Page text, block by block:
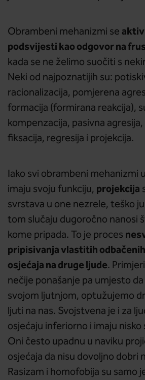
Obrambeni mehanizmi se
podsvijesti kao odgovor na
kada se ne želimo suočiti s
Neki od najpoznatijih su:
racionalizacija, pomjerena
formacija (formirana reakcija),
kompenzacija, pasivna
fiksacija, regresija i projekcija.
Iako svi obrambeni mehanizmi
imaju svoju funkciju, projekcija
svrstava u one nezrele, teško
tom slučaju dugoročno nanosi
kome pripada. To je proces
pripisivanja vlastitih
osjećaja na druge ljude.
nečije ponašanje pa umjesto
svojom ljutnjom, optužujemo
ljuti na nas. Svojstvena je i za
osjećaju inferiorno i imaju
Oni često upadnu u naviku
osjećaja da nisu dovoljno dobri
Rasizam i homofobija su samo